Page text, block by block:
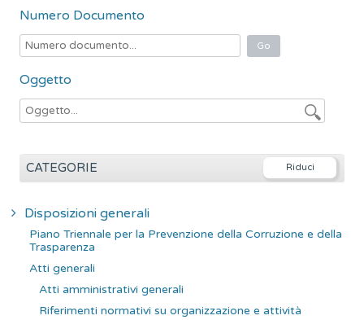
Numero Documento
Oggetto
CATEGORIE
Disposizioni generali
Piano Triennale per la Prevenzione della Corruzione e della
Trasparenza
Atti generali
Atti amministrativi generali
Riferimenti normativi su organizzazione e attività